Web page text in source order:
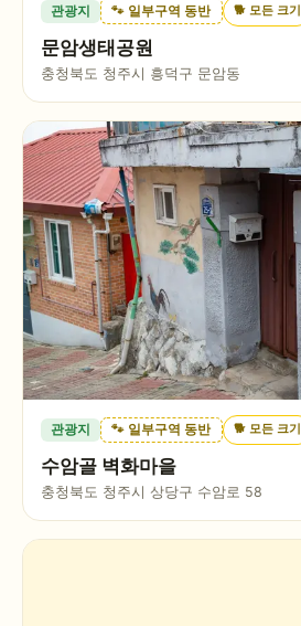
관광지 🐾 일부구역 동반 🐕 모든 크기
문암생태공원
충청북도 청주시 흥덕구 문암동
관광지 🐾 일부구역 동반 🐕 모든 크기
수암골 벽화마을
충청북도 청주시 상당구 수암로 58